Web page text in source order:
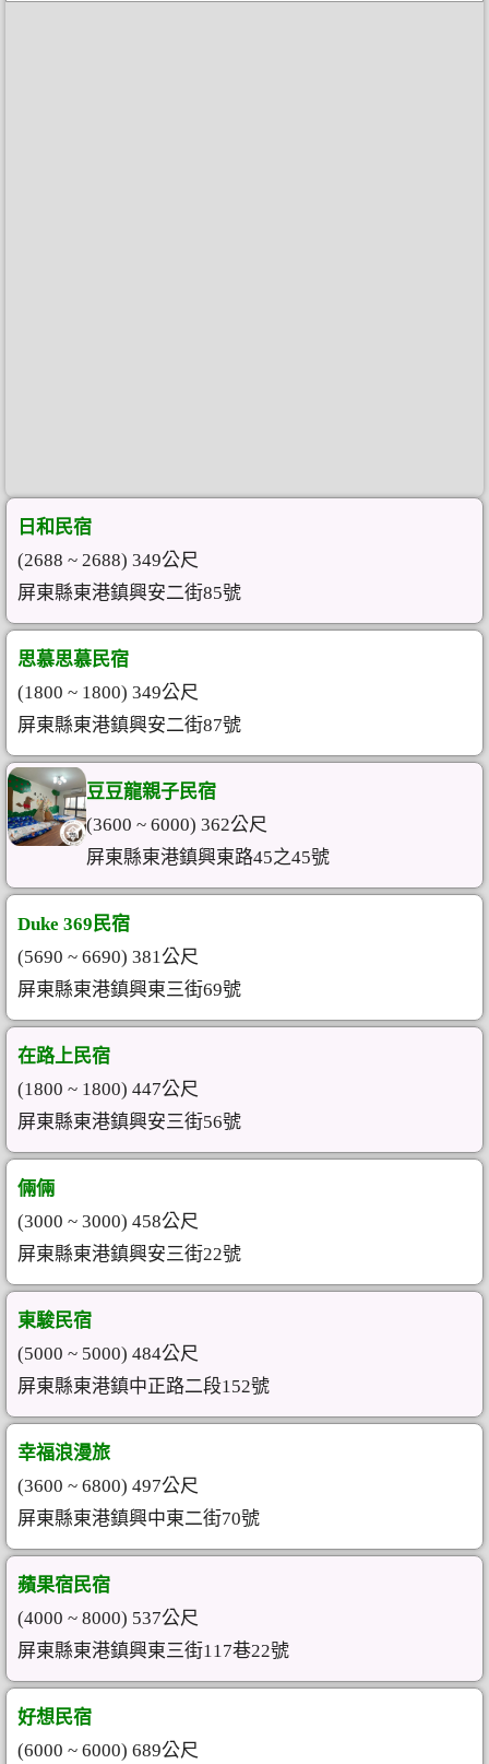
日和民宿
(2688 ~ 2688) 349公尺
屏東縣東港鎮興安二街85號
思慕思慕民宿
(1800 ~ 1800) 349公尺
屏東縣東港鎮興安二街87號
豆豆龍親子民宿
(3600 ~ 6000) 362公尺
屏東縣東港鎮興東路45之45號
Duke 369民宿
(5690 ~ 6690) 381公尺
屏東縣東港鎮興東三街69號
在路上民宿
(1800 ~ 1800) 447公尺
屏東縣東港鎮興安三街56號
倆倆
(3000 ~ 3000) 458公尺
屏東縣東港鎮興安三街22號
東駿民宿
(5000 ~ 5000) 484公尺
屏東縣東港鎮中正路二段152號
幸福浪漫旅
(3600 ~ 6800) 497公尺
屏東縣東港鎮興中東二街70號
蘋果宿民宿
(4000 ~ 8000) 537公尺
屏東縣東港鎮興東三街117巷22號
好想民宿
(6000 ~ 6000) 689公尺